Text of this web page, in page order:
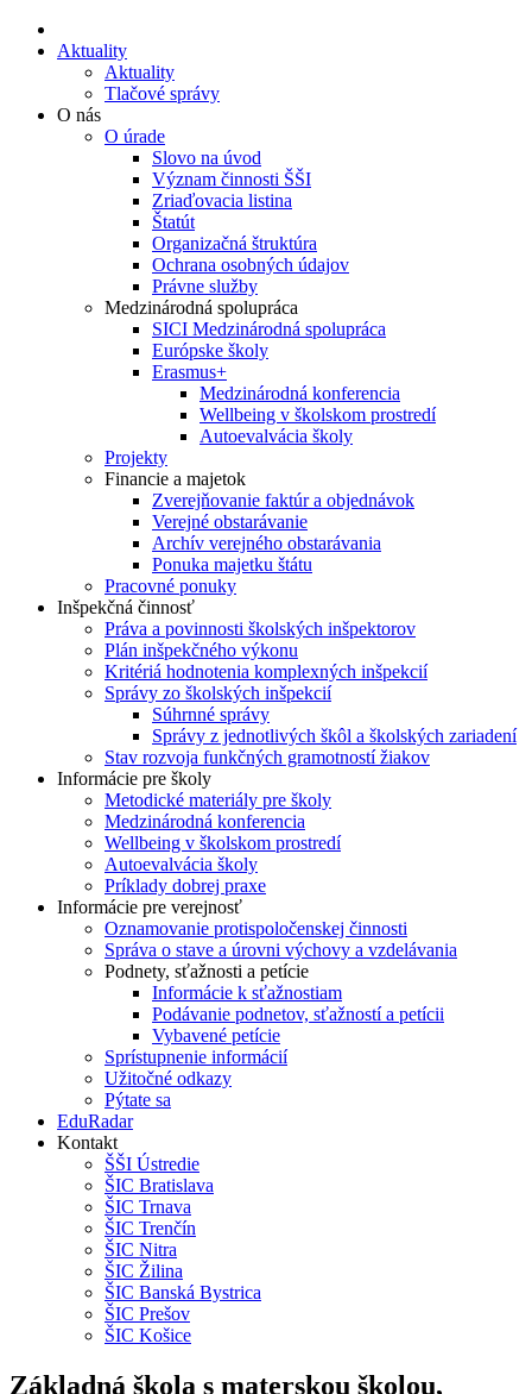
Aktuality
Aktuality
Tlačové správy
O nás
O úrade
Slovo na úvod
Význam činnosti ŠŠI
Zriaďovacia listina
Štatút
Organizačná štruktúra
Ochrana osobných údajov
Právne služby
Medzinárodná spolupráca
SICI Medzinárodná spolupráca
Európske školy
Erasmus+
Medzinárodná konferencia
Wellbeing v školskom prostredí
Autoevalvácia školy
Projekty
Financie a majetok
Zverejňovanie faktúr a objednávok
Verejné obstarávanie
Archív verejného obstarávania
Ponuka majetku štátu
Pracovné ponuky
Inšpekčná činnosť
Práva a povinnosti školských inšpektorov
Plán inšpekčného výkonu
Kritériá hodnotenia komplexných inšpekcií
Správy zo školských inšpekcií
Súhrnné správy
Správy z jednotlivých škôl a školských zariadení
Stav rozvoja funkčných gramotností žiakov
Informácie pre školy
Metodické materiály pre školy
Medzinárodná konferencia
Wellbeing v školskom prostredí
Autoevalvácia školy
Príklady dobrej praxe
Informácie pre verejnosť
Oznamovanie protispoločenskej činnosti
Správa o stave a úrovni výchovy a vzdelávania
Podnety, sťažnosti a petície
Informácie k sťažnostiam
Podávanie podnetov, sťažností a petícii
Vybavené petície
Sprístupnenie informácií
Užitočné odkazy
Pýtate sa
EduRadar
Kontakt
ŠŠI Ústredie
ŠIC Bratislava
ŠIC Trnava
ŠIC Trenčín
ŠIC Nitra
ŠIC Žilina
ŠIC Banská Bystrica
ŠIC Prešov
ŠIC Košice
Základná škola s materskou školou,